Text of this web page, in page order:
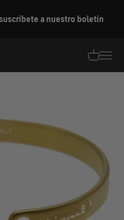
a nuestro boletín